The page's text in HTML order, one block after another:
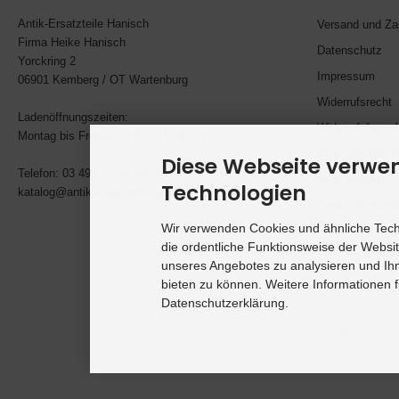
Antik-Ersatzteile Hanisch
Firma Heike Hanisch
Yorckring 2
06901 Kemberg / OT Wartenburg
Ladenöffnungszeiten:
Montag bis Freitag 09:00 - 15:00 Uhr
Telefon: 03 49 27 - 20 441
katalog@antik-ersatzteile-hanisch.de
Versand und
Datenschutz
Impressum
Widerrufsrecht
Diese Webseite
Technologien
Wir verwenden Cookies und ähnliche
die ordentliche Funktionsweise der
unseres Angebotes zu analysieren und
bieten zu können. Weitere Informationen
Datenschutzerklärung.